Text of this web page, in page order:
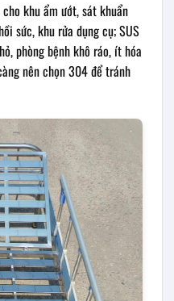
khu ẩm ướt, sát khuẩn
sức, khu rửa dụng cụ; SUS
phòng bệnh khô ráo, ít hóa
nên chọn 304 để tránh